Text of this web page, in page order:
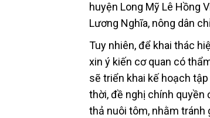
huyện Long Mỹ Lê Hồng
Lương Nghĩa, nông dân
Tuy nhiên, để khai thác
xin ý kiến cơ quan có
sẽ triển khai kế hoạch
thời, đề nghị chính quyền
thả nuôi tôm, nhằm tránh